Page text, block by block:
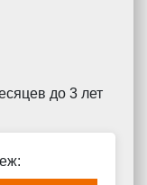
до 3 лет